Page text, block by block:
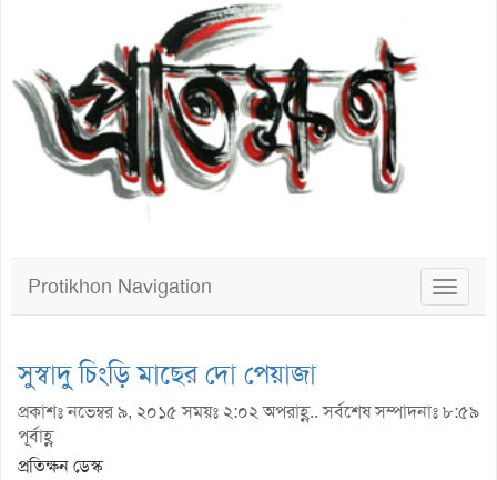
Toggle
Protikhon Navigation
সুস্বাদু চিংড়ি মাছের দো পেয়াজা
প্রকাশঃ নভেম্বর ৯, ২০১৫ সময়ঃ ২:০২ অপরাহ্ণ.. সর্বশেষ সম্পাদনাঃ ৮:৫৯
পূর্বাহ্ণ
প্রতিক্ষন ডেস্ক